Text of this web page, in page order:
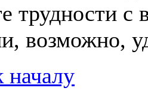
трудности с
возможно,
началу